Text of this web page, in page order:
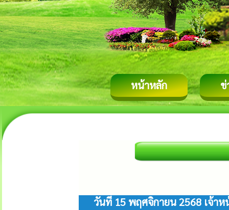
หน้าหลัก ข่
วันที่ 15 พฤศจิกายน 2568 เจ้า